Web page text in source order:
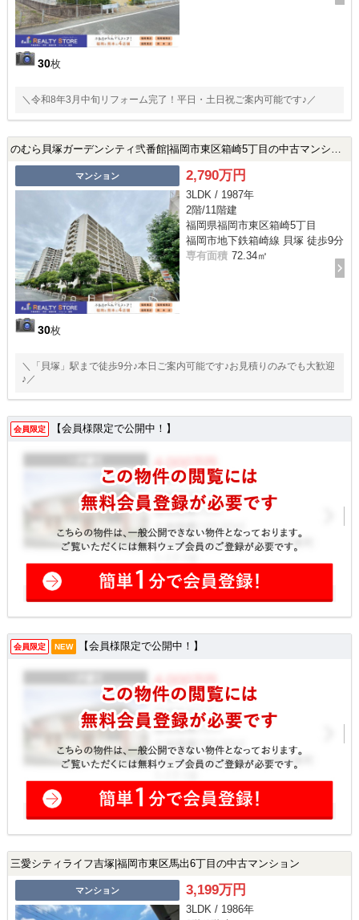
30枚
＼令和8年3月中旬リフォーム完了！平日・土日祝ご案内可能です♪／
のむら貝塚ガーデンシティ弐番館|福岡市東区箱崎5丁目の中古マンション
マンション
30枚
2,790万円
3LDK / 1987年
2階/11階建
福岡県福岡市東区箱崎5丁目
福岡市地下鉄箱崎線 貝塚 徒歩9分
専有面積 72.34㎡
＼「貝塚」駅まで徒歩9分♪本日ご案内可能です♪お見積りのみでも大歓迎
♪／
会員限定 【会員様限定で公開中！】
会員限定 NEW 【会員様限定で公開中！】
三愛シティライフ吉塚|福岡市東区馬出6丁目の中古マンション
マンション 3,199万円
3LDK / 1986年